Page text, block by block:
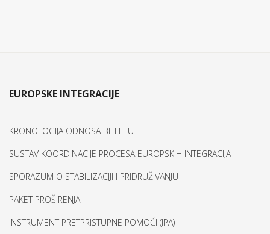
EUROPSKE INTEGRACIJE
KRONOLOGIJA ODNOSA BIH I EU
SUSTAV KOORDINACIJE PROCESA EUROPSKIH INTEGRACIJA
SPORAZUM O STABILIZACIJI I PRIDRUŽIVANJU
PAKET PROŠIRENJA
INSTRUMENT PRETPRISTUPNE POMOĆI (IPA)